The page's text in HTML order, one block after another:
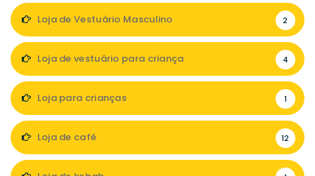
Loja de Vestuário Masculino 2
Loja de vestuário para criança 4
Loja para crianças 1
Loja de café 12